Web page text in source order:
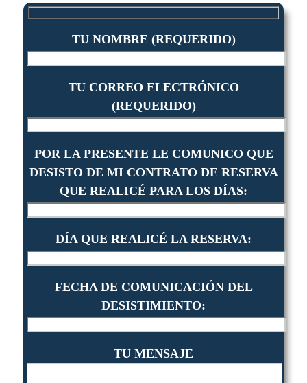
TU NOMBRE (REQUERIDO)
TU CORREO ELECTRÓNICO
(REQUERIDO)
POR LA PRESENTE LE COMUNICO QUE
DESISTO DE MI CONTRATO DE RESERVA
QUE REALICÉ PARA LOS DÍAS:
DÍA QUE REALICÉ LA RESERVA:
FECHA DE COMUNICACIÓN DEL
DESISTIMIENTO:
TU MENSAJE